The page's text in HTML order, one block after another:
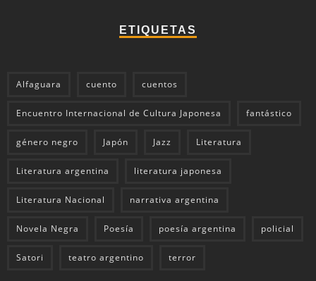
ETIQUETAS
Alfaguara cuento cuentos
Encuentro Internacional de Cultura Japonesa fantástico
género negro Japón Jazz Literatura
Literatura argentina literatura japonesa
Literatura Nacional narrativa argentina
Novela Negra Poesía poesía argentina policial
Satori teatro argentino terror